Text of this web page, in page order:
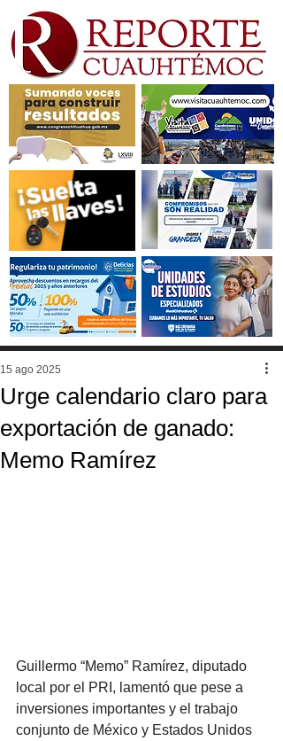
Urge calendario claro para
exportación de ganado:
Memo Ramírez
15 ago 2025
Guillermo “Memo” Ramírez, diputado
local por el PRI, lamentó que pese a
inversiones importantes y el trabajo
conjunto de México y Estados Unidos